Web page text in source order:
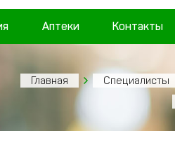
Аптеки Контакты
Главная Специалисты